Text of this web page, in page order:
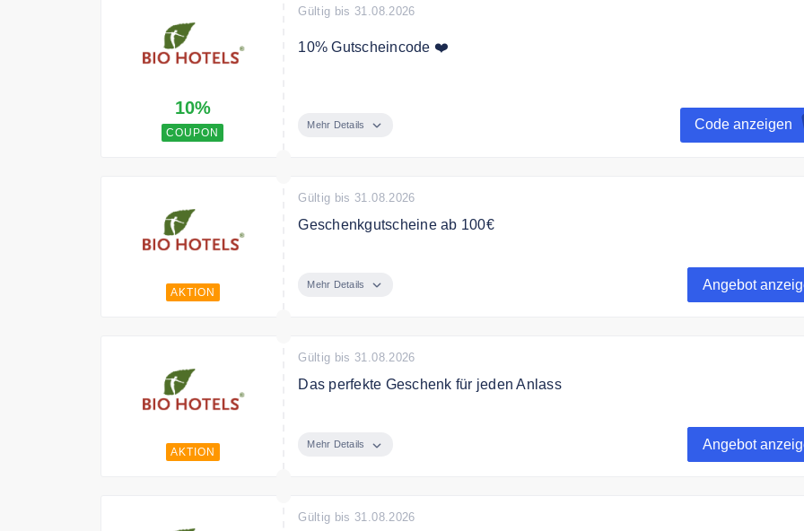
10%
COUPON
Gültig bis 31.08.2026
10% Gutscheincode ❤️
Mehr Details Code anzeigen
AKTION
Gültig bis 31.08.2026
Geschenkgutscheine ab 100€
Mehr Details Angebot
AKTION
Gültig bis 31.08.2026
Das perfekte Geschenk für jeden Anlass
Mehr Details Angebot
Gültig bis 31.08.2026